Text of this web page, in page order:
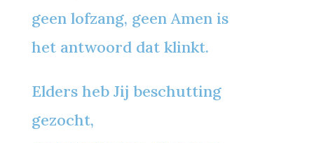
geen lofzang, geen Amen is
het antwoord dat klinkt.
Elders heb Jij beschutting
gezocht,